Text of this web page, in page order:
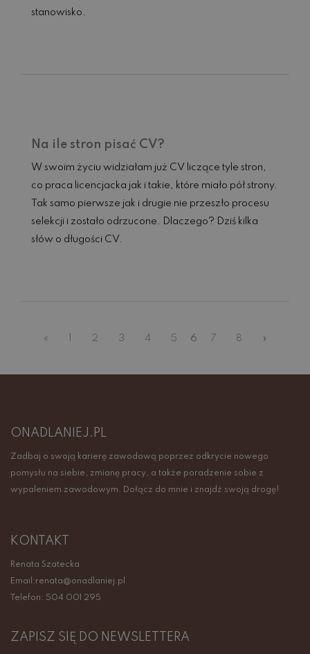
stanowisko.
Na ile stron pisać CV?
W swoim życiu widziałam już CV liczące tyle stron,
co praca licencjacka jak i takie, które miało pół strony.
Tak samo pierwsze jak i drugie nie przeszło procesu
selekcji i zostało odrzucone. Dlaczego? Dziś kilka
słów o długości CV.
« 2 3 4 5 6 7 8 »
ONADLANIEJ.PL
Zadbaj o swoją karierę zawodową poprzez odkrycie nowego
pomysłu na siebie, zmianę pracy, a także poradzenie sobie z
wypaleniem zawodowym. Dołącz do mnie i znajdź swoją drogę!
KONTAKT
Renata Szatecka
Email:renata@onadlaniej.pl
Telefon: 504 001 295
ZAPISZ SIĘ DO NEWSLETTERA